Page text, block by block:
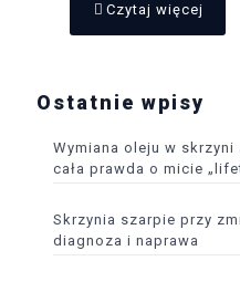
Czytaj więcej
Ostatnie wpisy
Wymiana oleju w
cała prawda o micie
Skrzynia szarpie przy
diagnoza i naprawa